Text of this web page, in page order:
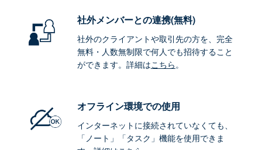
社外メンバーとの連携(無料)
社外のクライアントや取引先の方を、完全
無料・人数無制限で何人でも招待すること
ができます。詳細はこちら 。
オフライン環境での使用
インターネットに接続されていなくても、
「ノート」「タスク」機能を使用できま